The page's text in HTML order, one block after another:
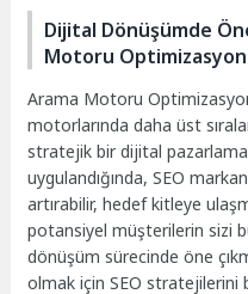
Dijital Dönüşümde
Motoru
Arama Motoru
motorlarında daha üst
stratejik bir dijital
uygulandığında, SEO
artırabilir, hedef kitleye
potansiyel müşterilerin sizi
dönüşüm sürecinde öne
olmak için SEO stratejilerini